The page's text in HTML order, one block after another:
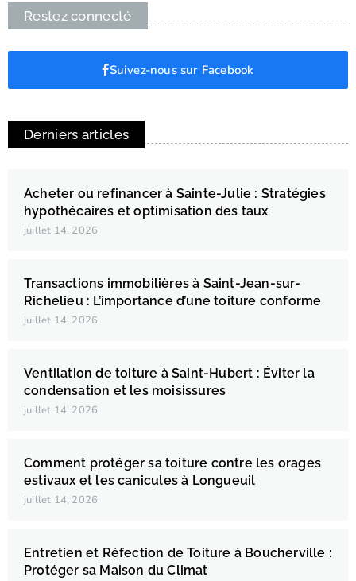
Restez connecté
Suivez-nous sur Facebook
Derniers articles
Acheter ou refinancer à Sainte-Julie : Stratégies
hypothécaires et optimisation des taux
juillet 14, 2026
Transactions immobilières à Saint-Jean-sur-
Richelieu : L’importance d’une toiture conforme
juillet 14, 2026
Ventilation de toiture à Saint-Hubert : Éviter la
condensation et les moisissures
juillet 14, 2026
Comment protéger sa toiture contre les orages
estivaux et les canicules à Longueuil
juillet 14, 2026
Entretien et Réfection de Toiture à Boucherville :
Protéger sa Maison du Climat